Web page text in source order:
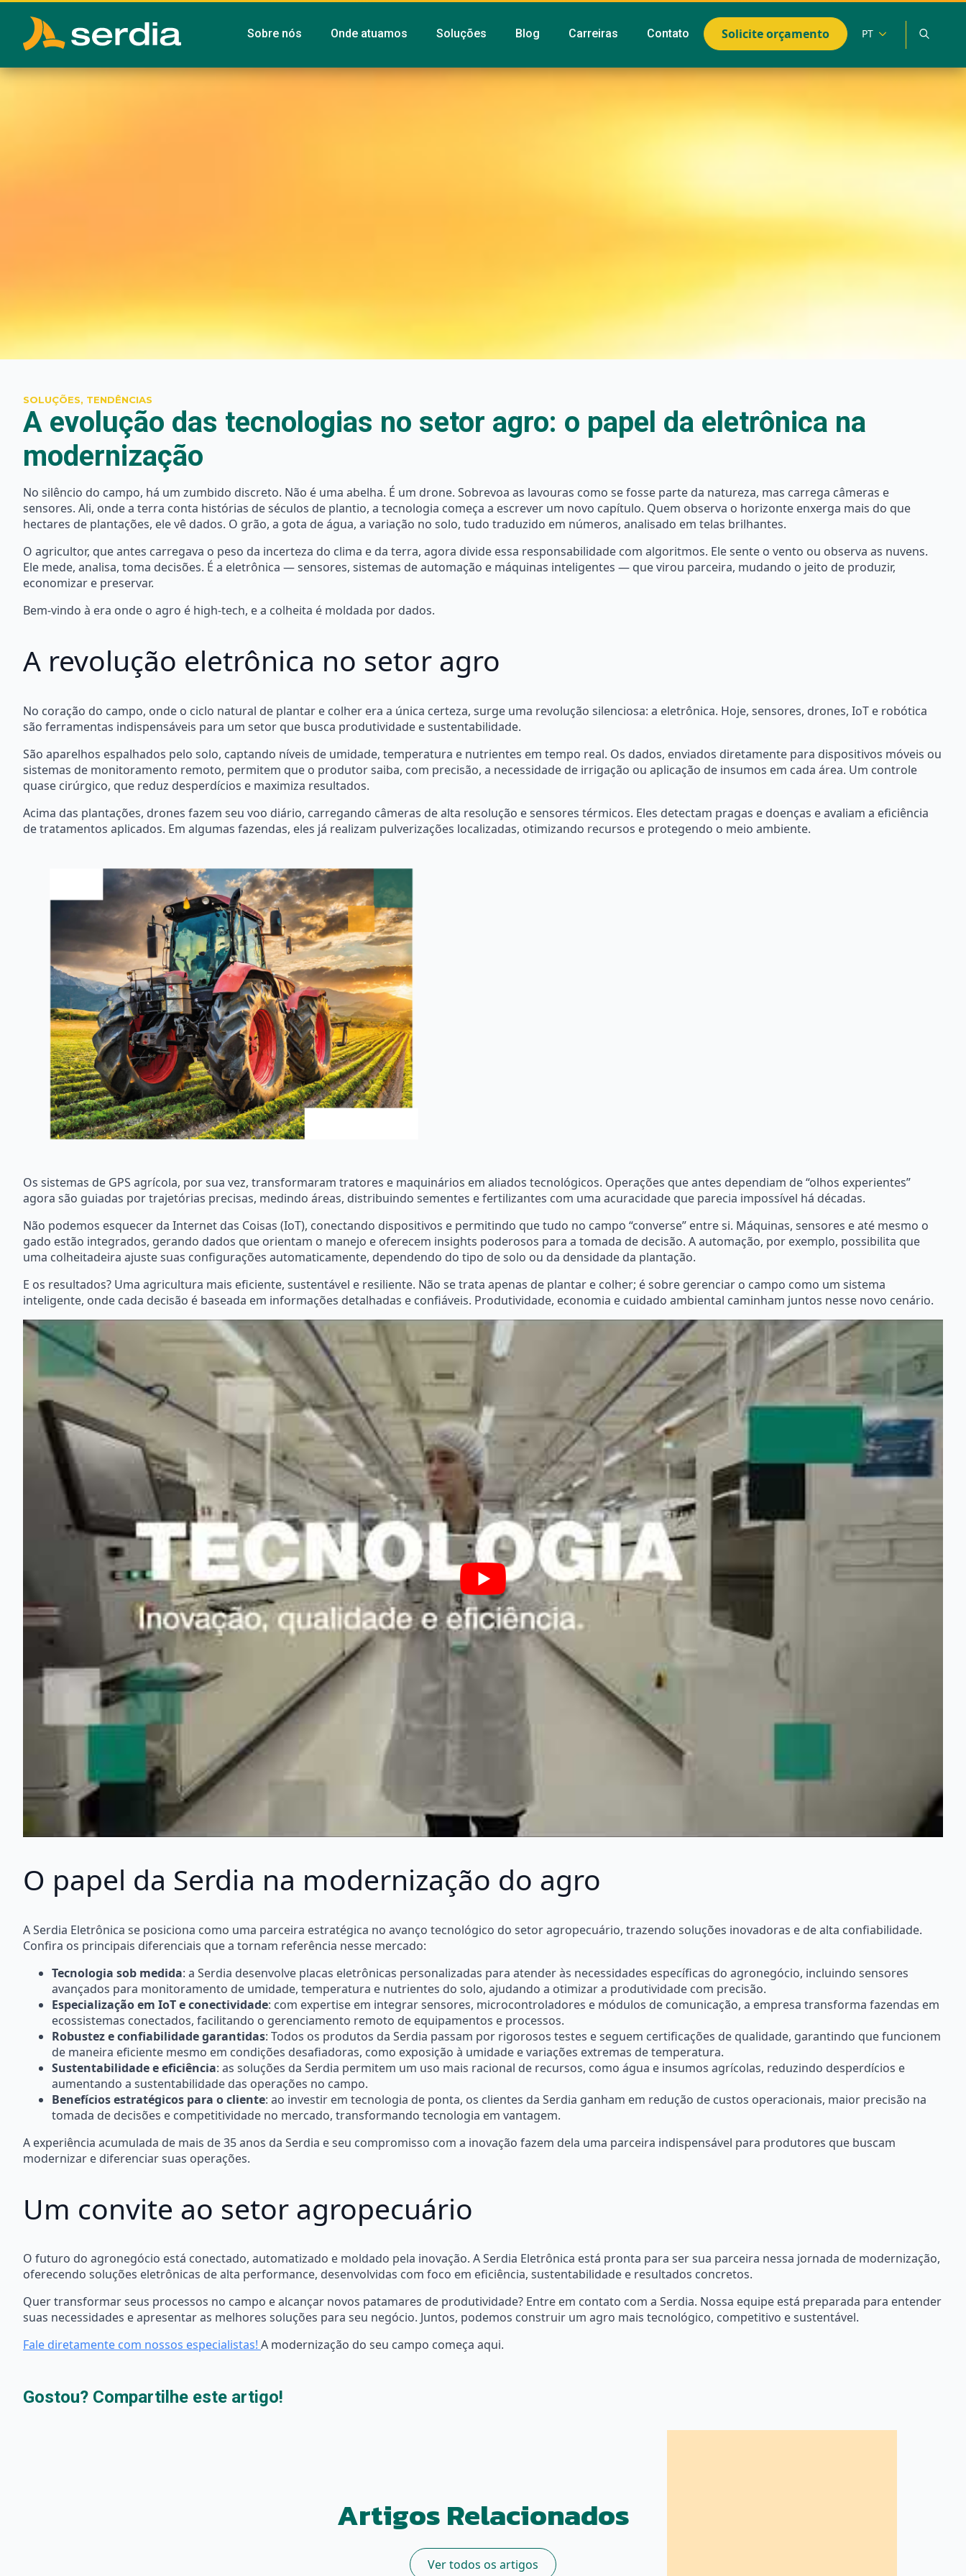
Sobre nós Onde atuamos Soluções Blog Carreiras Contato Solicite orçamento PT
Search
for:
SOLUÇÕES, TENDÊNCIAS
A evolução das tecnologias no setor agro: o papel da eletrônica na
modernização
No silêncio do campo, há um zumbido discreto. Não é uma abelha. É um drone. Sobrevoa as lavouras como se fosse parte da natureza, mas carrega câmeras e
sensores. Ali, onde a terra conta histórias de séculos de plantio, a tecnologia começa a escrever um novo capítulo. Quem observa o horizonte enxerga mais do que
hectares de plantações, ele vê dados. O grão, a gota de água, a variação no solo, tudo traduzido em números, analisado em telas brilhantes.
O agricultor, que antes carregava o peso da incerteza do clima e da terra, agora divide essa responsabilidade com algoritmos. Ele sente o vento ou observa as nuvens.
Ele mede, analisa, toma decisões. É a eletrônica — sensores, sistemas de automação e máquinas inteligentes — que virou parceira, mudando o jeito de produzir,
economizar e preservar.
Bem-vindo à era onde o agro é high-tech, e a colheita é moldada por dados.
A revolução eletrônica no setor agro
No coração do campo, onde o ciclo natural de plantar e colher era a única certeza, surge uma revolução silenciosa: a eletrônica. Hoje, sensores, drones, IoT e robótica
são ferramentas indispensáveis para um setor que busca produtividade e sustentabilidade.
São aparelhos espalhados pelo solo, captando níveis de umidade, temperatura e nutrientes em tempo real. Os dados, enviados diretamente para dispositivos móveis ou
sistemas de monitoramento remoto, permitem que o produtor saiba, com precisão, a necessidade de irrigação ou aplicação de insumos em cada área. Um controle
quase cirúrgico, que reduz desperdícios e maximiza resultados.
Acima das plantações, drones fazem seu voo diário, carregando câmeras de alta resolução e sensores térmicos. Eles detectam pragas e doenças e avaliam a eficiência
de tratamentos aplicados. Em algumas fazendas, eles já realizam pulverizações localizadas, otimizando recursos e protegendo o meio ambiente.
Os sistemas de GPS agrícola, por sua vez, transformaram tratores e maquinários em aliados tecnológicos. Operações que antes dependiam de “olhos experientes”
agora são guiadas por trajetórias precisas, medindo áreas, distribuindo sementes e fertilizantes com uma acuracidade que parecia impossível há décadas.
Não podemos esquecer da Internet das Coisas (IoT), conectando dispositivos e permitindo que tudo no campo “converse” entre si. Máquinas, sensores e até mesmo o
gado estão integrados, gerando dados que orientam o manejo e oferecem insights poderosos para a tomada de decisão. A automação, por exemplo, possibilita que
uma colheitadeira ajuste suas configurações automaticamente, dependendo do tipo de solo ou da densidade da plantação.
E os resultados? Uma agricultura mais eficiente, sustentável e resiliente. Não se trata apenas de plantar e colher; é sobre gerenciar o campo como um sistema
inteligente, onde cada decisão é baseada em informações detalhadas e confiáveis. Produtividade, economia e cuidado ambiental caminham juntos nesse novo cenário.
O papel da Serdia na modernização do agro
A Serdia Eletrônica se posiciona como uma parceira estratégica no avanço tecnológico do setor agropecuário, trazendo soluções inovadoras e de alta confiabilidade.
Confira os principais diferenciais que a tornam referência nesse mercado:
Tecnologia sob medida: a Serdia desenvolve placas eletrônicas personalizadas para atender às necessidades específicas do agronegócio, incluindo sensores
avançados para monitoramento de umidade, temperatura e nutrientes do solo, ajudando a otimizar a produtividade com precisão.
Especialização em IoT e conectividade: com expertise em integrar sensores, microcontroladores e módulos de comunicação, a empresa transforma fazendas em
ecossistemas conectados, facilitando o gerenciamento remoto de equipamentos e processos.
Robustez e confiabilidade garantidas: Todos os produtos da Serdia passam por rigorosos testes e seguem certificações de qualidade, garantindo que funcionem
de maneira eficiente mesmo em condições desafiadoras, como exposição à umidade e variações extremas de temperatura.
Sustentabilidade e eficiência: as soluções da Serdia permitem um uso mais racional de recursos, como água e insumos agrícolas, reduzindo desperdícios e
aumentando a sustentabilidade das operações no campo.
Benefícios estratégicos para o cliente: ao investir em tecnologia de ponta, os clientes da Serdia ganham em redução de custos operacionais, maior precisão na
tomada de decisões e competitividade no mercado, transformando tecnologia em vantagem.
A experiência acumulada de mais de 35 anos da Serdia e seu compromisso com a inovação fazem dela uma parceira indispensável para produtores que buscam
modernizar e diferenciar suas operações.
Um convite ao setor agropecuário
O futuro do agronegócio está conectado, automatizado e moldado pela inovação. A Serdia Eletrônica está pronta para ser sua parceira nessa jornada de modernização,
oferecendo soluções eletrônicas de alta performance, desenvolvidas com foco em eficiência, sustentabilidade e resultados concretos.
Quer transformar seus processos no campo e alcançar novos patamares de produtividade? Entre em contato com a Serdia. Nossa equipe está preparada para entender
suas necessidades e apresentar as melhores soluções para seu negócio. Juntos, podemos construir um agro mais tecnológico, competitivo e sustentável.
Fale diretamente com nossos especialistas! A modernização do seu campo começa aqui.
Gostou? Compartilhe este artigo!
Artigos Relacionados
Ver todos os artigos